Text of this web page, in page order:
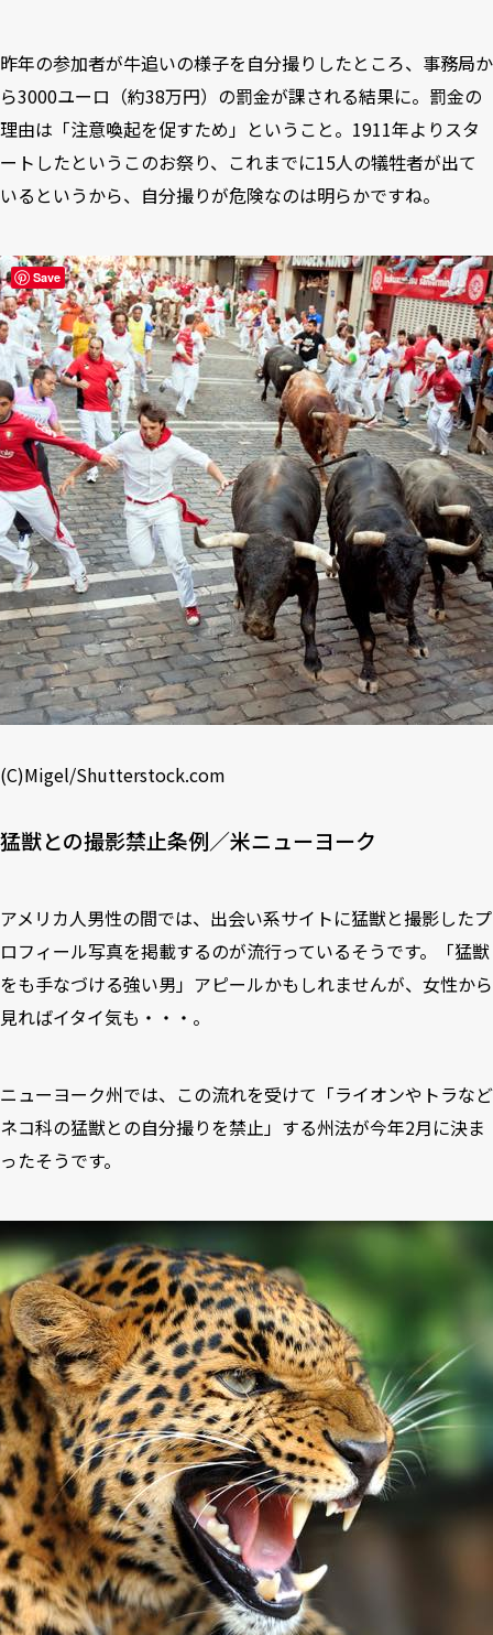
昨年の参加者が牛追いの様子を自分撮りしたところ、事務局か
ら3000ユーロ（約38万円）の罰金が課される結果に。罰金の
理由は「注意喚起を促すため」ということ。1911年よりスタ
ートしたというこのお祭り、これまでに15人の犠牲者が出て
いるというから、自分撮りが危険なのは明らかですね。
(C)Migel/Shutterstock.com
猛獣との撮影禁止条例／米ニューヨーク
アメリカ人男性の間では、出会い系サイトに猛獣と撮影したプ
ロフィール写真を掲載するのが流行っているそうです。「猛獣
をも手なづける強い男」アピールかもしれませんが、女性から
見ればイタイ気も・・・。
ニューヨーク州では、この流れを受けて「ライオンやトラなど
ネコ科の猛獣との自分撮りを禁止」する州法が今年2月に決ま
ったそうです。
Save